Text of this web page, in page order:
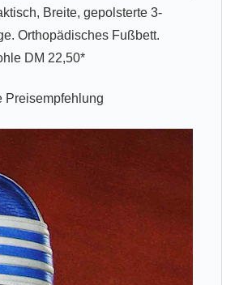
Breite, gepolsterte 3-
Orthopädisches Fußbett.
DM 22,50*
Preisempfehlung